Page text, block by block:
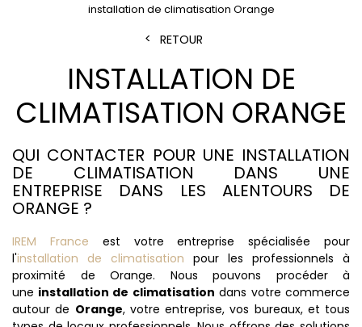
installation de climatisation Orange
RETOUR
INSTALLATION DE
CLIMATISATION ORANGE
QUI CONTACTER POUR UNE INSTALLATION
DE CLIMATISATION DANS UNE
ENTREPRISE DANS LES ALENTOURS DE
ORANGE ?
IREM France est votre entreprise spécialisée pour
l'installation de climatisation pour les professionnels à
proximité de Orange. Nous pouvons procéder à
une installation de climatisation dans votre commerce
autour de Orange, votre entreprise, vos bureaux, et tous